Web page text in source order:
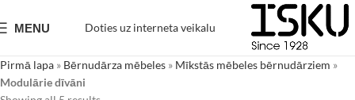
MENU Doties uz interneta veikalu
Pirmā lapa » Bērnudārza mēbeles » Mīkstās mēbeles bērnudārziem »
Modulārie dīvāni